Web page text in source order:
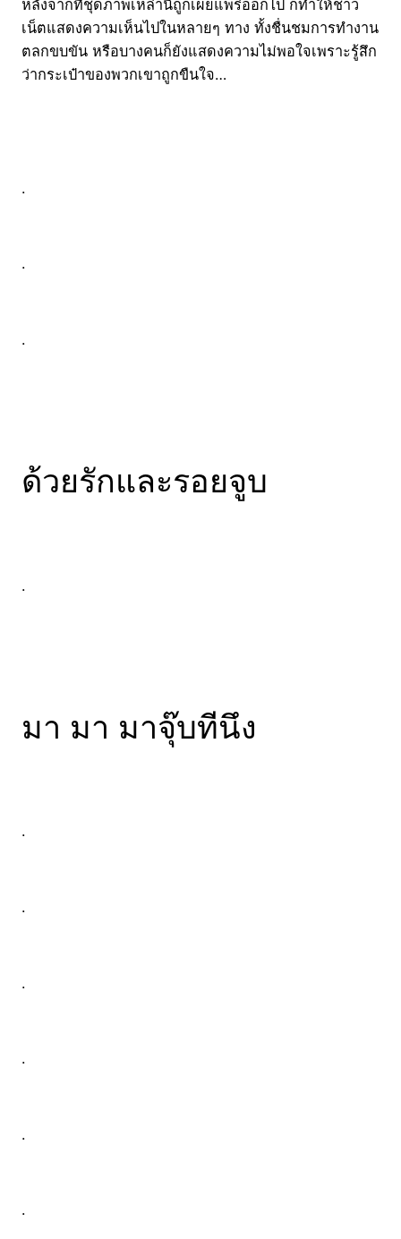
หลังจากที่ชุดภาพเหล่านี้ถูกเผยแพร่ออกไป ก็ทำให้ชาว
เน็ตแสดงความเห็นไปในหลายๆ ทาง ทั้งชื่นชมการทำงาน
ตลกขบขัน หรือบางคนก็ยังแสดงความไม่พอใจเพราะรู้สึก
ว่ากระเป๋าของพวกเขาถูกขืนใจ…
.
.
.
ด้วยรักและรอยจูบ
.
มา มา มาจุ๊บทีนึง
.
.
.
.
.
.